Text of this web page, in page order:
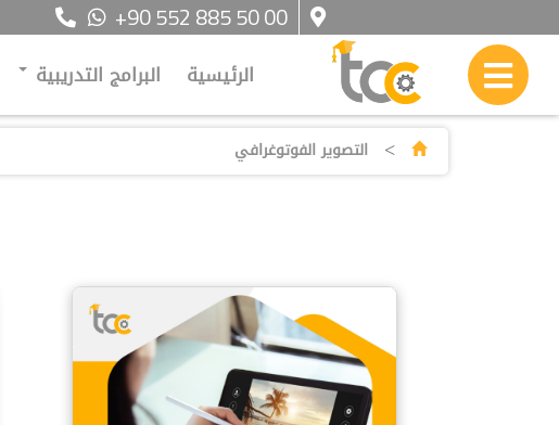
+90 552 885 50 00
الرئيسية البرامج التدريبية
> التصوير الفوتوغرافي